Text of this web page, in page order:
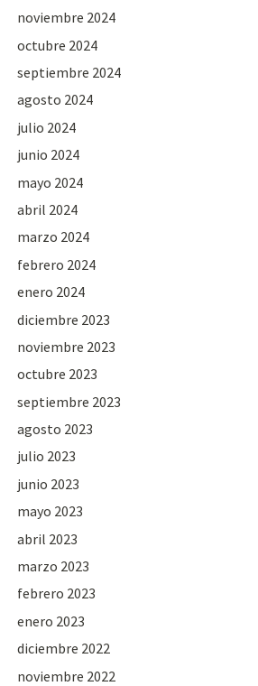
noviembre 2024
octubre 2024
septiembre 2024
agosto 2024
julio 2024
junio 2024
mayo 2024
abril 2024
marzo 2024
febrero 2024
enero 2024
diciembre 2023
noviembre 2023
octubre 2023
septiembre 2023
agosto 2023
julio 2023
junio 2023
mayo 2023
abril 2023
marzo 2023
febrero 2023
enero 2023
diciembre 2022
noviembre 2022